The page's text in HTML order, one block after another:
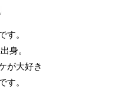
す。
身。
が大好き
す。